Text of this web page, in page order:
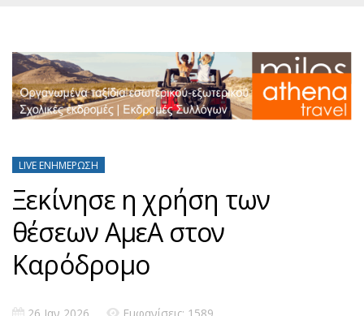
LIVE ΕΝΗΜΈΡΩΣΗ
Ξεκίνησε η χρήση των
θέσεων ΑμεΑ στον
Καρόδρομο